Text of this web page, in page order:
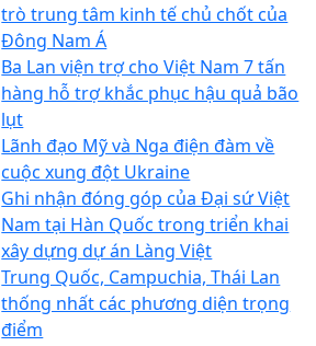
trò trung tâm kinh tế chủ chốt của
Đông Nam Á
Ba Lan viện trợ cho Việt Nam 7 tấn
hàng hỗ trợ khắc phục hậu quả bão
lụt
Lãnh đạo Mỹ và Nga điện đàm về
cuộc xung đột Ukraine
Ghi nhận đóng góp của Đại sứ Việt
Nam tại Hàn Quốc trong triển khai
xây dựng dự án Làng Việt
Trung Quốc, Campuchia, Thái Lan
thống nhất các phương diện trọng
điểm